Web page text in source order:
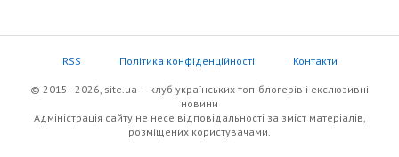
RSS Політика конфіденційності Контакти
© 2015–2026, site.ua — клуб українських топ-блогерів i екслюзивнi
новини
Адміністрація сайту не несе відповідальності за зміст матеріалів,
розміщених користувачами.